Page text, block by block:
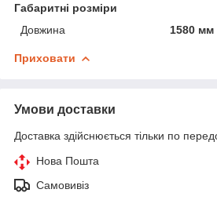
Габаритні розміри
Довжина
1580 мм
Приховати
Умови доставки
Доставка здійснюється тільки по
Нова Пошта
Самовивіз